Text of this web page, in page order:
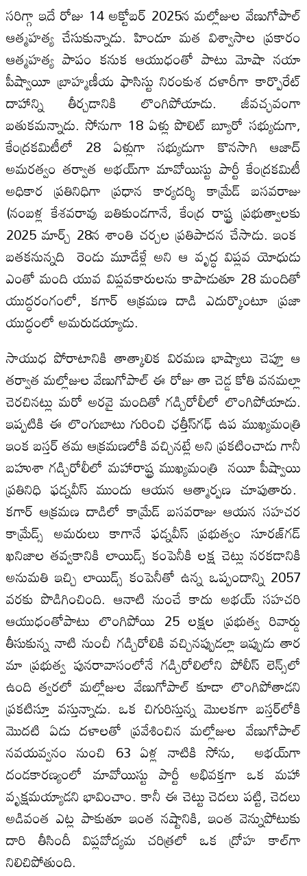
సరిగ్గా ఇదే రోజు 14 అక్టోబర్‌ 2025న మల్లోజుల వేణుగోపాల్‌
ఆత్మహత్య చేసుకున్నాడు. హిందూ మత విశ్వాసాల ప్రకారం
ఆత్మహత్య పాపం కనుక ఆయుధంతో పాటు మోషా నయా
పీష్వాయీ బ్రాహ్మణీయ ఫాసిస్టు నిరంకుశ దళారీగా కార్పొరేట్‌
దాహాన్ని తీర్చడానికి లొంగిపోయాడు. జీవచ్ఛవంగా
బతుకమన్నాడు. సోనుగా 18 ఏళ్లు పొలిట్‌ బ్యూరో సభ్యుడుగా,
కేంద్రకమిటీలో 28 ఏళ్లుగా సభ్యుడుగా కొనసాగి ఆజాద్‌
అమరత్వం తర్వాత అభయ్‌గా మావోయిస్టు పార్టీ కేంద్రకమిటీ
అధికార ప్రతినిధిగా ప్రధాన కార్యదర్శి కామ్రేడ్‌ బసవరాజు
(నంబళ్ల కేశవరావు బతికుండగానే, కేంద్ర రాష్ట్ర ప్రభుత్వాలకు
2025 మార్చ్‌ 28న శాంతి చర్చల ప్రతిపాదన చేసాడు. ఇంక
బతకనున్నది రెండు మూడేళ్లే అని ఆ వృద్ధ విప్లవ యోధుడు
ఎంతో మంది యువ విప్లవకారులను కాపాడుతూ 28 మందితో
యుద్ధరంగంలో, కగార్‌ ఆక్రమణ దాడి ఎదుర్కొంటూ ప్రజా
యుద్ధంలో అమరుడయ్యాడు.
సాయుధ పోరాటానికి తాత్కాలిక విరమణ భాష్యాలు చెప్తూ ఆ
తర్వాత మల్లోజుల వేణుగోపాల్‌ ఈ రోజు తా చెడ్డ కోతి వనమల్లా
చెరచినట్లు మరో అరవై మందితో గడ్చిరోలీలో లొంగిపోయాడు.
ఇప్పటికి ఈ లొంగుబాటు గురించి ఛత్తీస్‌గఢ్‌ ఉప ముఖ్యమంత్రి
ఇంక బస్తర్‌ తమ ఆక్రమణలోకి వచ్చినట్లే అని ప్రకటించాడు గానీ
బహుశా గడ్చిరోలీలో మహారాష్ట్ర ముఖ్యమంత్రి నయీ పీష్వాయి
ప్రతినిధి ఫడ్నవీస్‌ ముందు ఆయన ఆత్మార్పణ చూపుతారు.
కగార్‌ ఆక్రమణ దాడిలో కామ్రేడ్‌ బసవరాజు ఆయన సహచర
కామ్రేడ్స్‌ అమరులు కాగానే ఫడ్నవీస్‌ ప్రభుత్వం సూరజ్‌గడ్‌
ఖనిజాల తవ్వకానికి లాయిడ్స్‌ కంపెనీకి లక్ష చెట్లు నరకడానికి
అనుమతి ఇచ్చి లాయిడ్స్‌ కంపెనీతో ఉన్న ఒప్పందాన్ని 2057
వరకు పొడిగించింది. ఆనాటి నుంచే కాదు అభయ్‌ సహచరి
ఆయుధంతోపాటు లొంగిపోయి 25 లక్షల ప్రభుత్వ రివార్డు
తీసుకున్న నాటి నుంచీ గడ్చిరోలికి వచ్చినప్పుడల్లా ఇప్పుడు తార
మా ప్రభుత్వ పునరావాసంలోనే గడ్చిరోలిలోని పోలీస్‌ లెన్స్‌లో
ఉంది త్వరలో మల్లోజుల వేణుగోపాల్‌ కూడా లొంగిపోతాడని
ప్రకటిస్తూ వస్తున్నాడు. ఒక చిగురిస్తున్న మొలకగా బస్తర్‌లోకి
మొదటి ఏడు దళాలతో ప్రవేశించిన మల్లోజుల వేణుగోపాల్‌
నవయవ్వనం నుంచి 63 ఏళ్ల నాటికి సోను, అభయ్‌గా
దండకారణ్యంలో మావోయిస్టు పార్టీ అభివక్తగా ఒక మహా
వృక్షమయ్యాడని భావించాం. కానీ ఈ చెట్టు చెదలు పట్టి, చెదలు
అడివంత ఎట్ల పాకుతూ ఇంత నష్టానికి, ఇంత వెన్నుపోటుకు
దారి తీసిందీ విప్లవోద్యమ చరిత్రలో ఒక ద్రోహ కాల్‌గా
నిలిచిపోతుంది.